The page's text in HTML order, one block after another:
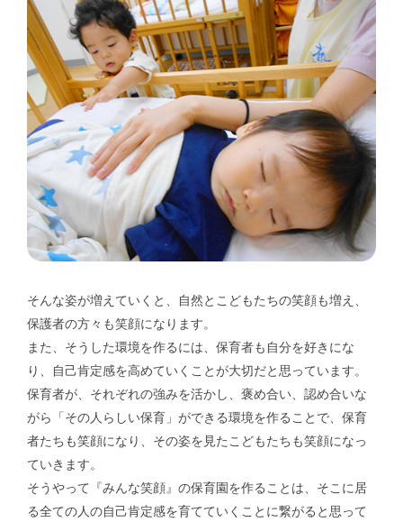
そんな姿が増えていくと、自然とこどもたちの笑顔も増え、
保護者の方々も笑顔になります。
また、そうした環境を作るには、保育者も自分を好きにな
り、自己肯定感を高めていくことが大切だと思っています。
保育者が、それぞれの強みを活かし、褒め合い、認め合いな
がら「その人らしい保育」ができる環境を作ることで、保育
者たちも笑顔になり、その姿を見たこどもたちも笑顔になっ
ていきます。
そうやって『みんな笑顔』の保育園を作ることは、そこに居
る全ての人の自己肯定感を育てていくことに繋がると思って